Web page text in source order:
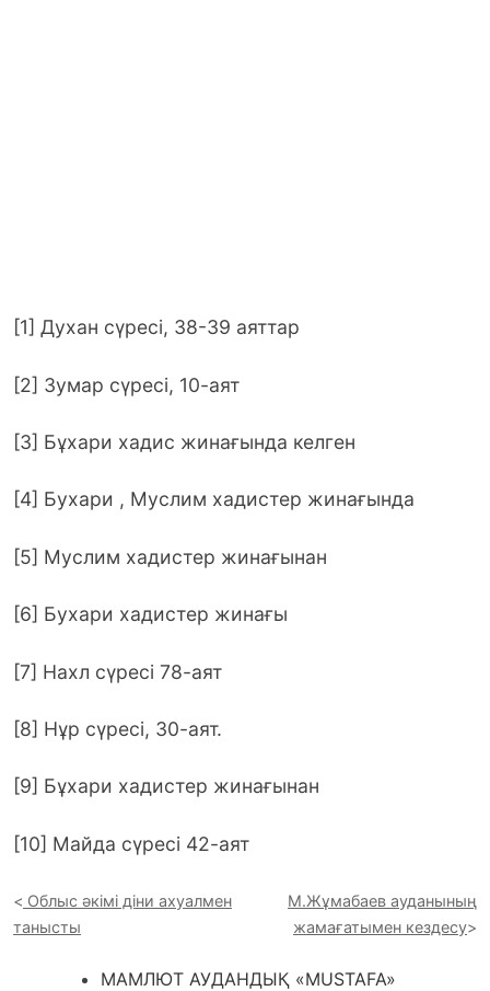
[1] Духан сүресі, 38-39 аяттар
[2] Зумар сүресі, 10-аят
[3] Бұхари хадис жинағында келген
[4] Бухари , Муслим хадистер жинағында
[5] Муслим хадистер жинағынан
[6] Бухари хадистер жинағы
[7] Нахл сүресі 78-аят
[8] Нұр сүресі, 30-аят.
[9] Бұхари хадистер жинағынан
[10] Майда сүресі 42-аят
Облыс әкімі діни ахуалмен
танысты
М.Жұмабаев ауданының
жамағатымен кездесу
МАМЛЮТ АУДАНДЫҚ «MUSTAFA»